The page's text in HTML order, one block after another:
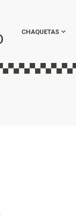
CHAQUETAS